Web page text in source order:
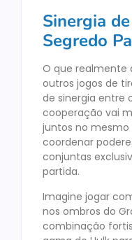
Sinergia
Segredo
O que realmente
outros jogos de
de sinergia entre
cooperação vai
juntos no mesmo
coordenar
conjuntas
partida.
Imagine jogar
nos ombros do
combinação